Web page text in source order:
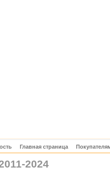
Главная страница
2024